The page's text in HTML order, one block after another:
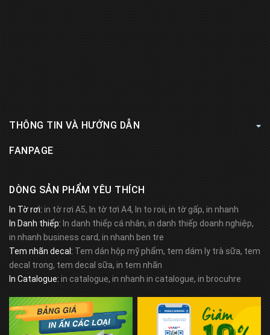
THÔNG TIN VÀ HƯỚNG DẪN
FANPAGE
DÒNG SẢN PHẨM YÊU THÍCH
In Tờ rơi: in tờ rơi A5, In tờ tơi A4, In to roii, in tờ gấp, in nhanh
In Danh thiếp: In danh thiếp cá nhân, in danh thiếp doanh nghiệp,
in nhanh business card, in nhanh ben tre
Tem nhãn decal: Tem dán hộp mỹ phẩm, tem dám ly trà sữa, tem
decal trong, tem decal sữa, in tem nhãn
In Catalogue: in catalogue, in nhanh in catalogue, in brocuhre